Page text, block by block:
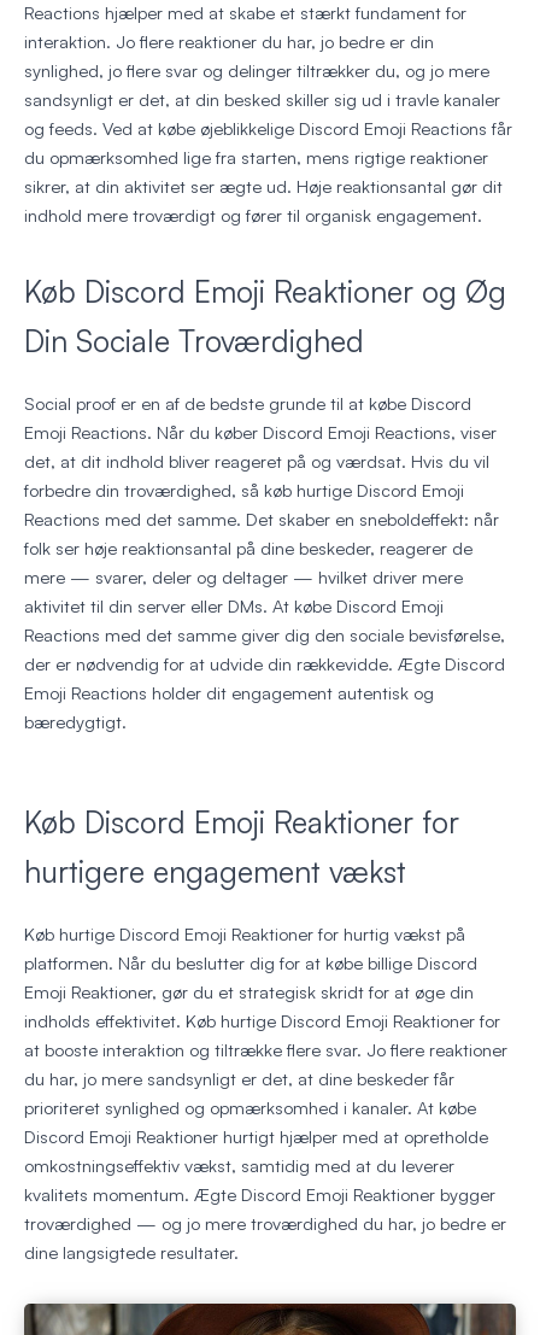
Reactions hjælper med at skabe et stærkt fundament for
interaktion. Jo flere reaktioner du har, jo bedre er din
synlighed, jo flere svar og delinger tiltrækker du, og jo mere
sandsynligt er det, at din besked skiller sig ud i travle kanaler
og feeds. Ved at købe øjeblikkelige Discord Emoji Reactions får
du opmærksomhed lige fra starten, mens rigtige reaktioner
sikrer, at din aktivitet ser ægte ud. Høje reaktionsantal gør dit
indhold mere troværdigt og fører til organisk engagement.
Køb Discord Emoji Reaktioner og Øg
Din Sociale Troværdighed
Social proof er en af de bedste grunde til at købe Discord
Emoji Reactions. Når du køber Discord Emoji Reactions, viser
det, at dit indhold bliver reageret på og værdsat. Hvis du vil
forbedre din troværdighed, så køb hurtige Discord Emoji
Reactions med det samme. Det skaber en sneboldeffekt: når
folk ser høje reaktionsantal på dine beskeder, reagerer de
mere — svarer, deler og deltager — hvilket driver mere
aktivitet til din server eller DMs. At købe Discord Emoji
Reactions med det samme giver dig den sociale bevisførelse,
der er nødvendig for at udvide din rækkevidde. Ægte Discord
Emoji Reactions holder dit engagement autentisk og
bæredygtigt.
Køb Discord Emoji Reaktioner for
hurtigere engagement vækst
Køb hurtige Discord Emoji Reaktioner for hurtig vækst på
platformen. Når du beslutter dig for at købe billige Discord
Emoji Reaktioner, gør du et strategisk skridt for at øge din
indholds effektivitet. Køb hurtige Discord Emoji Reaktioner for
at booste interaktion og tiltrække flere svar. Jo flere reaktioner
du har, jo mere sandsynligt er det, at dine beskeder får
prioriteret synlighed og opmærksomhed i kanaler. At købe
Discord Emoji Reaktioner hurtigt hjælper med at opretholde
omkostningseffektiv vækst, samtidig med at du leverer
kvalitets momentum. Ægte Discord Emoji Reaktioner bygger
troværdighed — og jo mere troværdighed du har, jo bedre er
dine langsigtede resultater.